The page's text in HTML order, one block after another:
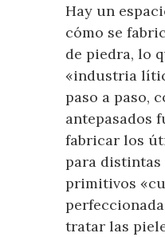
Hay un
cómo se
de piedra, lo
«industria
paso a paso,
antepasados
fabricar los
para distintas
primitivos
tratar las